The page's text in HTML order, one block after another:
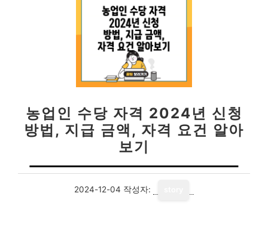
농업인 수당 자격 2024년 신청
방법, 지급 금액, 자격 요건 알아
보기
2024-12-04 작성자: